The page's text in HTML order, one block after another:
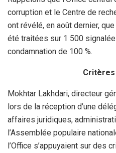
corruption et le Centre de
ont révélé, en août dernier,
été traitées sur 1 500
condamnation de 100 %.
Mokhtar Lakhdari, directeur
lors de la réception d’une
affaires juridiques,
l’Assemblée populaire
l’Office s’appuyaient sur des